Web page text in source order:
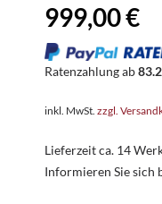
999,00 €
Ratenzahlung ab
inkl. MwSt.zzgl.
Lieferzeit ca. 14
Informieren Sie sich